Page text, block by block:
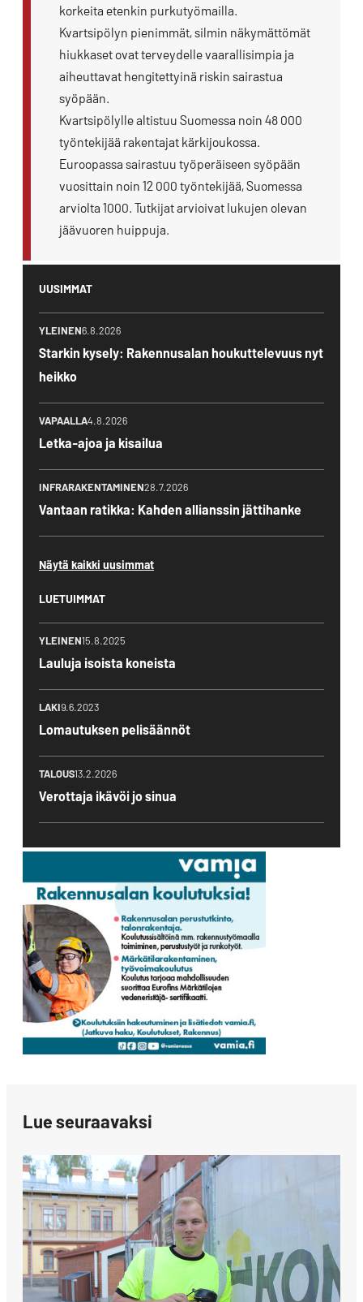
korkeita etenkin purkutyömailla.
Kvartsipölyn pienimmät, silmin näkymättömät
hiukkaset ovat terveydelle vaarallisimpia ja
aiheuttavat hengitettyinä riskin sairastua
syöpään.
Kvartsipölylle altistuu Suomessa noin 48 000
työntekijää rakentajat kärkijoukossa.
Euroopassa sairastuu työperäiseen syöpään
vuosittain noin 12 000 työntekijää, Suomessa
arviolta 1000. Tutkijat arvioivat lukujen olevan
jäävuoren huippuja.
UUSIMMAT
YLEINEN6.8.2026
Starkin kysely: Rakennusalan houkuttelevuus nyt
heikko
VAPAALLA4.8.2026
Letka-ajoa ja kisailua
INFRARAKENTAMINEN28.7.2026
Vantaan ratikka: Kahden allianssin jättihanke
Näytä kaikki uusimmat
LUETUIMMAT
YLEINEN15.8.2025
Lauluja isoista koneista
LAKI9.6.2023
Lomautuksen pelisäännöt
TALOUS13.2.2026
Verottaja ikävöi jo sinua
Lue seuraavaksi